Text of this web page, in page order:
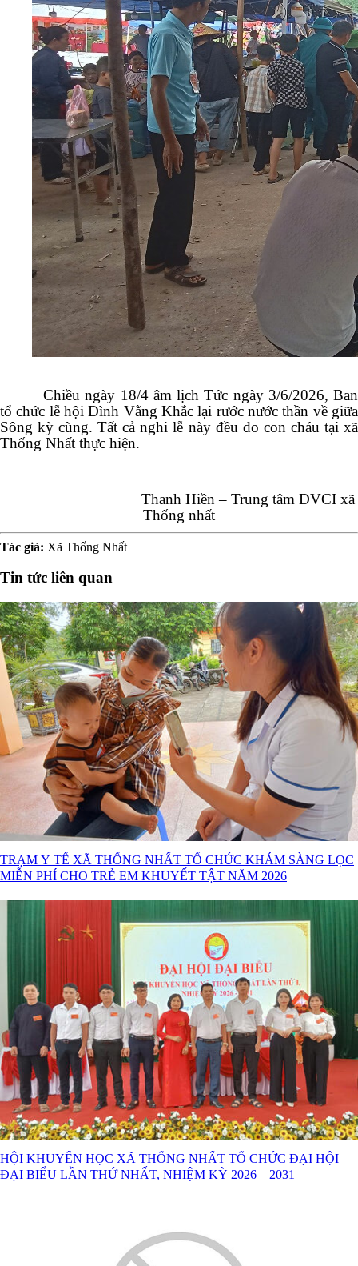
Chiều ngày 18/4 âm lịch Tức ngày 3/6/2026, Ban
tổ chức lễ hội Đình Vằng Khắc lại rước nước thần về giữa
Sông kỳ cùng. Tất cả nghi lễ này đều do con cháu tại xã
Thống Nhất thực hiện.
Thanh Hiền – Trung tâm DVCI xã
Thống nhất
Tác giả: Xã Thống Nhất
Tin tức liên quan
TRẠM Y TẾ XÃ THỐNG NHẤT TỔ CHỨC KHÁM SÀNG LỌC
MIỄN PHÍ CHO TRẺ EM KHUYẾT TẬT NĂM 2026
HỘI KHUYẾN HỌC XÃ THỐNG NHẤT TỔ CHỨC ĐẠI HỘI
ĐẠI BIỂU LẦN THỨ NHẤT, NHIỆM KỲ 2026 – 2031